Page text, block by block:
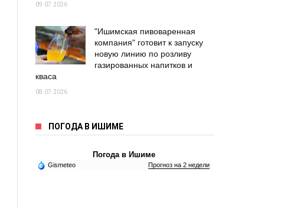
09.07.2026
"Ишимская пивоваренная
компания" готовит к запуску
новую линию по розливу
газированных напитков и
кваса
08.07.2026
ПОГОДА В ИШИМЕ
Погода в Ишиме
Gismeteo Прогноз на 2 недели